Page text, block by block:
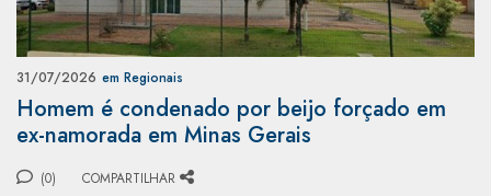
31/07/2026 em Regionais
Homem é condenado por beijo forçado em
ex-namorada em Minas Gerais
(0) COMPARTILHAR